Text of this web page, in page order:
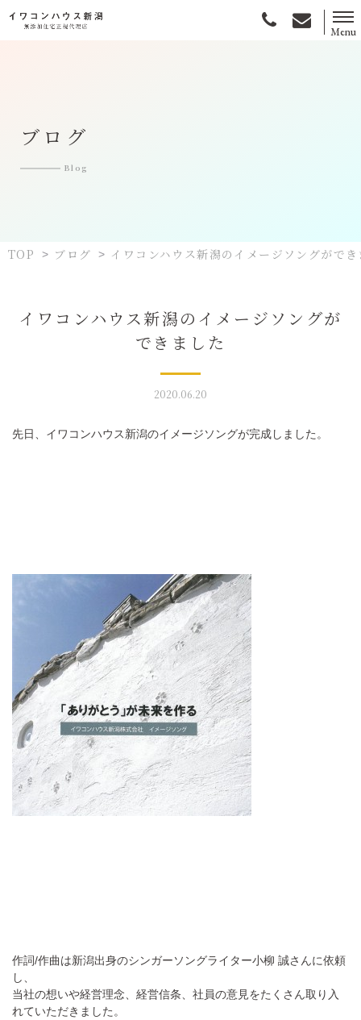
Menu
施工事例
資料請求
モデルハウス見学
ブログ
Blog
TOP > ブログ > イワコンハウス新潟のイメージソングがで
イワコンハウス新潟のイメージソングが
できました
2020.06.20
先日、イワコンハウス新潟のイメージソングが完成しました。
作詞/作曲は新潟出身のシンガーソングライター小柳 誠さんに依頼
し、
当社の想いや経営理念、経営信条、社員の意見をたくさん取り入
れていただきました。